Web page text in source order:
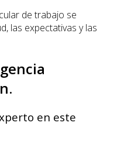
de trabajo se
las expectativas y las
en este